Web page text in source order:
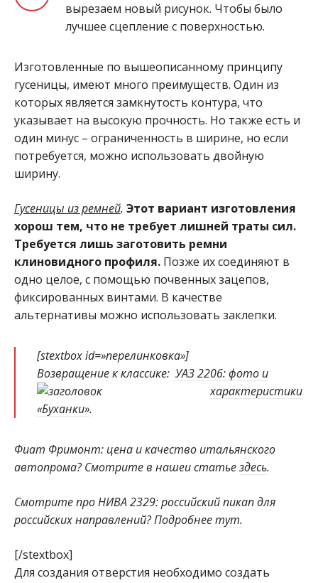
вырезаем новый рисунок. Чтобы было
лучшее сцепление с поверхностью.
Изготовленные по вышеописанному принципу
гусеницы, имеют много преимуществ. Один из
которых является замкнутость контура, что
указывает на высокую прочность. Но также есть и
один минус – ограниченность в ширине, но если
потребуется, можно использовать двойную
ширину.
Гусеницы из ремней. Этот вариант изготовления
хорош тем, что не требует лишней траты сил.
Требуется лишь заготовить ремни
клиновидного профиля. Позже их соединяют в
одно целое, с помощью почвенных зацепов,
фиксированных винтами. В качестве
альтернативы можно использовать заклепки.
[stextbox id=»перелинковка»]
Возвращение к классике: УАЗ 2206: фото и
характеристики
«Буханки».
Фиат Фримонт: цена и качество итальянского
автопрома? Смотрите в нашеи статьездесь.
Смотрите про НИВА 2329: российский пикап для
российских направлений? Подробнеетут.
[/stextbox]
Для создания отверстия необходимо создать